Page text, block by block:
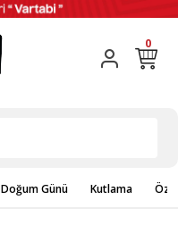
0
Doğum Günü Kutlama